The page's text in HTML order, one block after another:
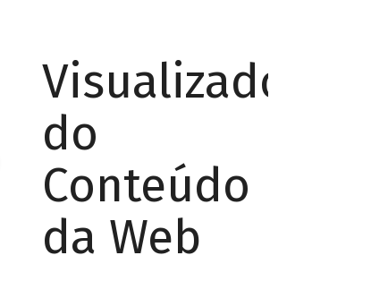
Visualizador
do
Conteúdo
da Web